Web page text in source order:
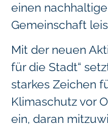
einen
Gemeinschaft
Mit der neuen
für die Stadt“
starkes Zeichen
Klimaschutz vor
ein, daran